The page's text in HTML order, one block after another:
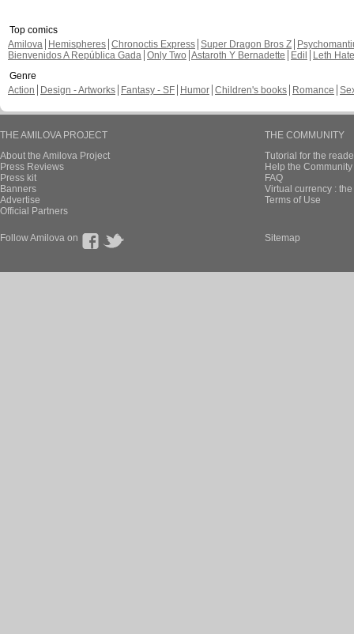
Top comics
Amilova
Hemispheres Chronoctis Express Super Dragon Bros Z
Bienvenidos A República Gada Only Two Astaroth Y Bernadette Edil
Leth Hate
Genre
Action
Design - Artworks Fantasy - SF Humor Children's books Romance
THE AMILOVA PROJECT
About the Amilova Project
Press Reviews
Press kit
Banners
Advertise
Official Partners
THE COMMUNITY
Tutorial for the
Help the
FAQ
Virtual currency :
Terms of Use
Follow Amilova on Sitemap